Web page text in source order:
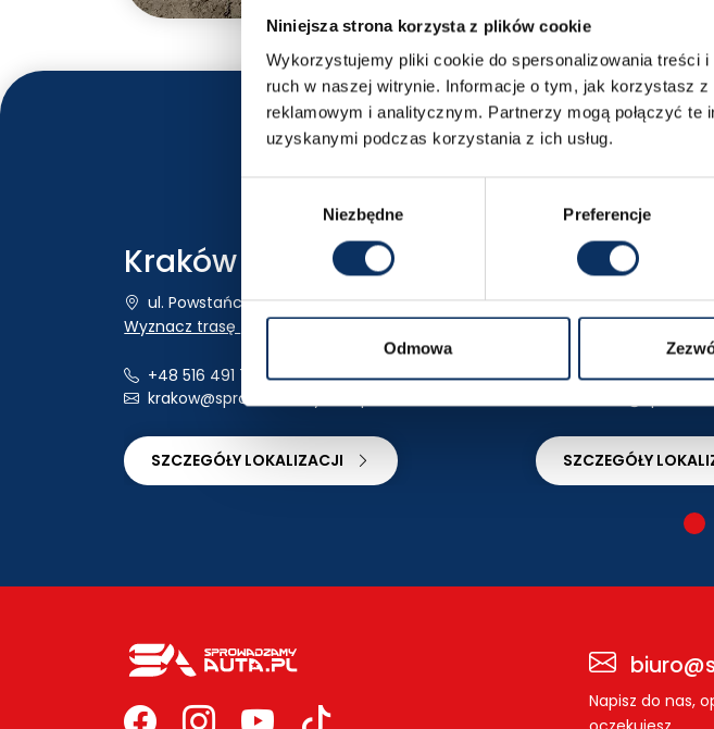
Niniejsza strona korzysta z plików cookie
Wykorzystujemy pliki cookie do spersonalizowania treści
ruch w naszej witrynie. Informacje o tym, jak korzystasz
reklamowym i analitycznym. Partnerzy mogą połączyć
uzyskanymi podczas korzystania z ich usług.
Niezbędne Preferencje
Odmowa
Kraków
ul. Powstańców Wielkopolskich 18
Wyznacz trasę
+48 516 491 740
krakow@sprowadzamyauta.pl
SZCZEGÓŁY LOKALIZACJI
Katowice
ul. al. Walentego
Wyznacz trasę
+48 665 669 334
SZCZEGÓŁY
Napisz do nas,